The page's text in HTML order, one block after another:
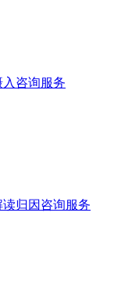
咨询服务
归因咨询服务